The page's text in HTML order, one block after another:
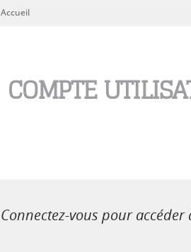
Vous êtes ici
Accueil
COMPTE
Connectez-vous pour